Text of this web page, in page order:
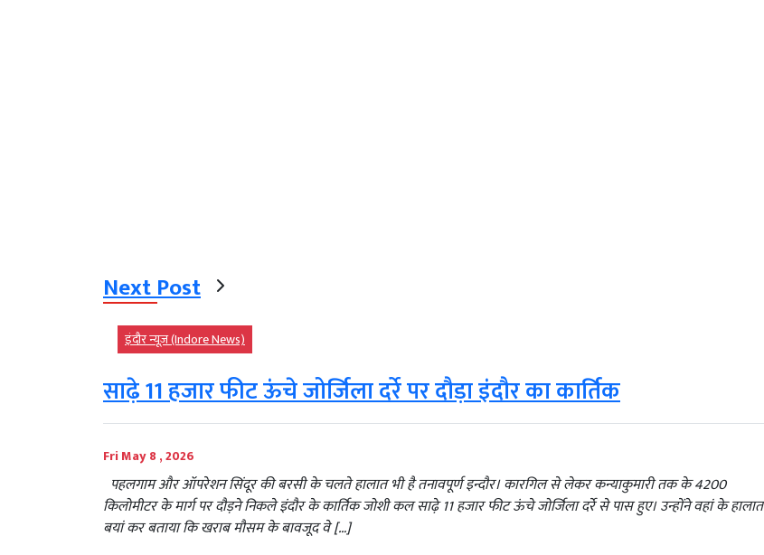
Next Post
इंदौर न्यूज़ (Indore News)
साढ़े 11 हजार फीट ऊंचे जोर्जिला दर्रे पर दौड़ा इंदौर का कार्तिक
Fri May 8 , 2026
पहलगाम और ऑपरेशन सिंदूर की बरसी के चलते हालात भी है तनावपूर्ण इन्दौर। कारगिल से लेकर कन्याकुमारी तक के 4200
किलोमीटर के मार्ग पर दौड़ने निकले इंदौर के कार्तिक जोशी कल साढ़े 11 हजार फीट ऊंचे जोर्जिला दर्रे से पास हुए। उन्होंने वहां के हालात
बयां कर बताया कि खराब मौसम के बावजूद वे […]